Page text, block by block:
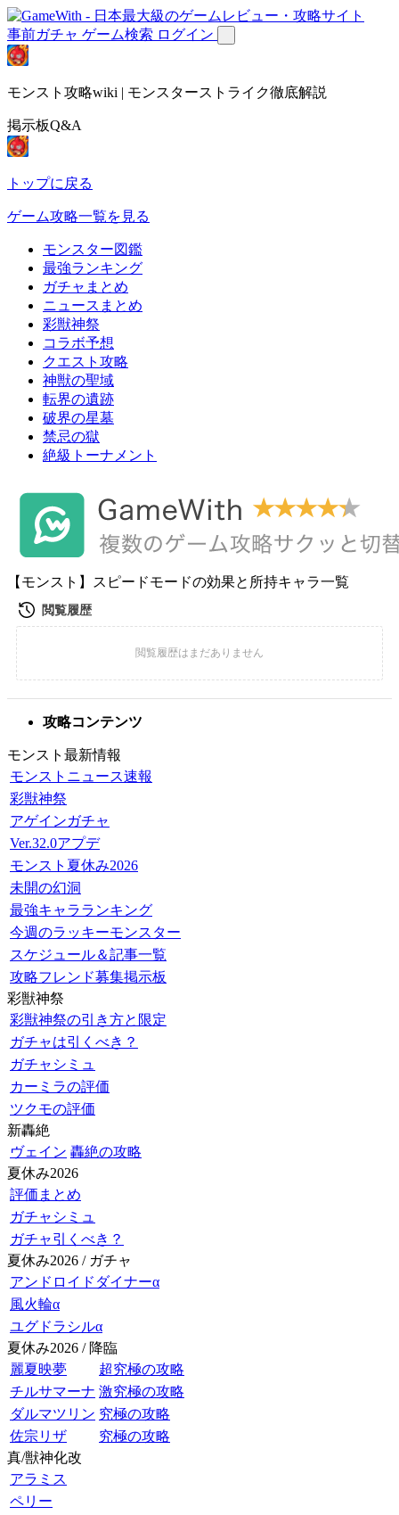
事前ガチャ ゲーム検索 ログイン
モンスト攻略wiki | モンスターストライク徹底解説
掲示板Q&A
トップに戻る
ゲーム攻略一覧を見る
モンスター図鑑
最強ランキング
ガチャまとめ
ニュースまとめ
彩獣神祭
コラボ予想
クエスト攻略
神獣の聖域
転界の遺跡
破界の星墓
禁忌の獄
絶級トーナメント
【モンスト】スピードモードの効果と所持キャラ一覧
攻略コンテンツ
モンスト最新情報
モンストニュース速報
彩獣神祭
アゲインガチャ
Ver.32.0アプデ
モンスト夏休み2026
未開の幻洞
最強キャラランキング
今週のラッキーモンスター
スケジュール＆記事一覧
攻略フレンド募集掲示板
彩獣神祭
彩獣神祭の引き方と限定
ガチャは引くべき？
ガチャシミュ
カーミラの評価
ツクモの評価
新轟絶
ヴェイン 轟絶の攻略
夏休み2026
評価まとめ
ガチャシミュ
ガチャ引くべき？
夏休み2026 / ガチャ
アンドロイドダイナーα
風火輪α
ユグドラシルα
夏休み2026 / 降臨
麗夏映夢
超究極の攻略
チルサマーナ 激究極の攻略
ダルマツリン 究極の攻略
佐宗リザ
究極の攻略
真/獣神化改
アラミス
ペリー